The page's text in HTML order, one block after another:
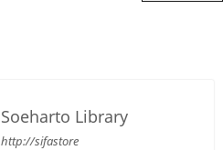
Soeharto Library
http://sifastore